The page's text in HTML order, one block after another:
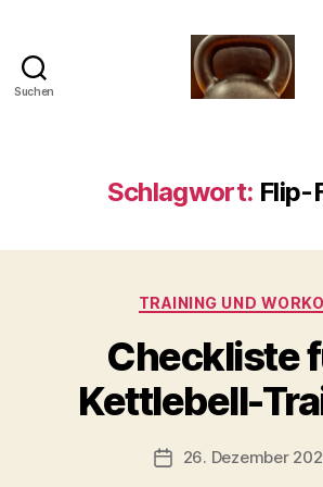
Suchen
der
Kettlebell
Schlagwort: Flip-
TRAINING UND
Checkliste
Kettlebell-
o
n
b
-
c
Beitragsdatum
26. Dezember